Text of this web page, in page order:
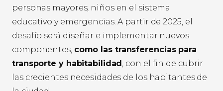
personas mayores, niños en el sistema
educativo y emergencias. A partir de 2025, el
desafío será diseñar e implementar nuevos
componentes, como las transferencias para
transporte y habitabilidad , con el fin de cubrir
las crecientes necesidades de los habitantes de